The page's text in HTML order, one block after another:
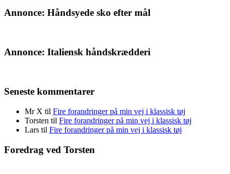
Annonce: Håndsyede sko efter mål
Annonce: Italiensk håndskrædderi
Seneste kommentarer
Mr X til Fire forandringer på min vej i klassisk tøj
Torsten til Fire forandringer på min vej i klassisk tøj
Lars til Fire forandringer på min vej i klassisk tøj
Foredrag ved Torsten